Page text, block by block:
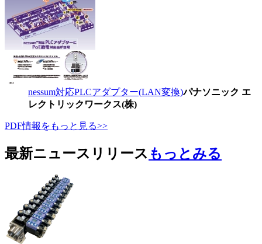
nessum対応PLCアダプター(LAN変換)パナソニック エ
レクトリックワークス(株)
PDF情報をもっと見る>>
最新ニュースリリース もっとみる